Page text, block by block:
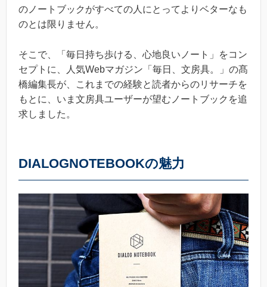
のノートブックがすべての人にとってよりベターなも
のとは限りません。
そこで、「毎日持ち歩ける、心地良いノート」をコン
セプトに、人気Webマガジン「毎日、文房具。」の髙
橋編集長が、これまでの経験と読者からのリサーチを
もとに、いま文房具ユーザーが望むノートブックを追
求しました。
DIALOGNOTEBOOKの魅力